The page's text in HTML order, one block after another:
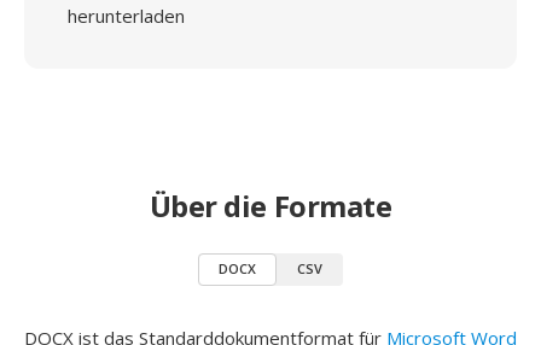
herunterladen
Über die Formate
DOCX CSV
DOCX ist das Standarddokumentformat für Microsoft Word